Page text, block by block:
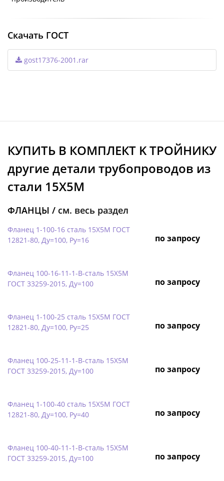
Скачать ГОСТ
gost17376-2001.rar
КУПИТЬ В КОМПЛЕКТ K ТРОЙНИКУ
другие детали трубопроводов из
стали 15Х5М
ФЛАНЦЫ / см. весь раздел
Фланец 1-100-16 сталь 15Х5М ГОСТ
12821-80, Ду=100, Ру=16
по запросу
Фланец 100-16-11-1-B-сталь 15Х5М
ГОСТ 33259-2015, Ду=100
по запросу
Фланец 1-100-25 сталь 15Х5М ГОСТ
12821-80, Ду=100, Ру=25
по запросу
Фланец 100-25-11-1-B-сталь 15Х5М
ГОСТ 33259-2015, Ду=100
по запросу
Фланец 1-100-40 сталь 15Х5М ГОСТ
12821-80, Ду=100, Ру=40
по запросу
Фланец 100-40-11-1-B-сталь 15Х5М
ГОСТ 33259-2015, Ду=100
по запросу